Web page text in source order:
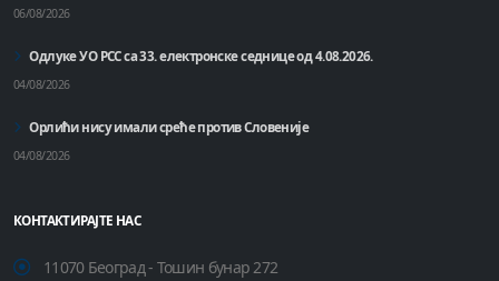
06/08/2026
Одлуке УО РСС са 33. електронске седнице од 4.08.2026.
04/08/2026
Орлићи нису имали среће против Словеније
04/08/2026
КОНТАКТИРАЈТЕ НАС
11070 Београд - Тошин бунар 272